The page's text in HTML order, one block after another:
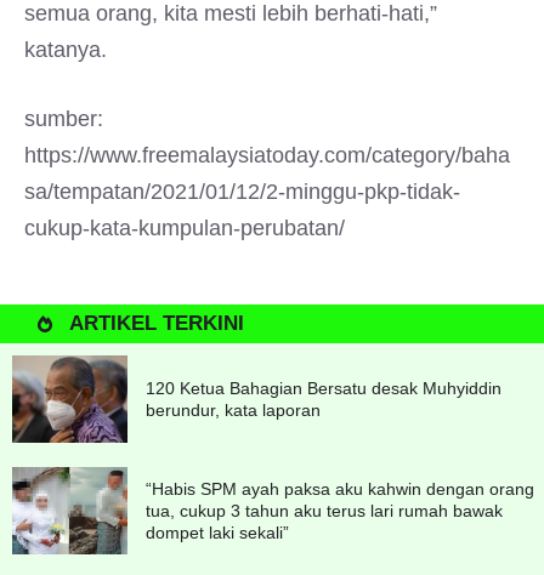
semua orang, kita mesti lebih berhati-hati,”
katanya.
sumber:
https://www.freemalaysiatoday.com/category/baha
sa/tempatan/2021/01/12/2-minggu-pkp-tidak-
cukup-kata-kumpulan-perubatan/
ARTIKEL TERKINI
120 Ketua Bahagian Bersatu desak Muhyiddin
berundur, kata laporan
“Habis SPM ayah paksa aku kahwin dengan orang
tua, cukup 3 tahun aku terus lari rumah bawak
dompet laki sekali”